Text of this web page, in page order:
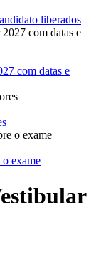
liberados
com datas e
exame